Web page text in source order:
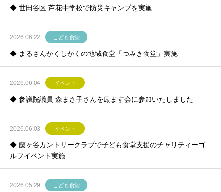
◆ 世田谷区 芦花中学校で防災キャンプを実施
2026.06.22 こども食堂
◆ まるさんかくしかくの地域食堂「つみき食堂」実施
2026.06.04 イベント
◆ 参議院議員 森まさ子さんを励ます会に参加いたしました
2026.06.03 イベント
◆ 藤ヶ谷カントリークラブで子ども食堂支援のチャリティーゴ
ルフイベント実施
2026.05.29 こども食堂